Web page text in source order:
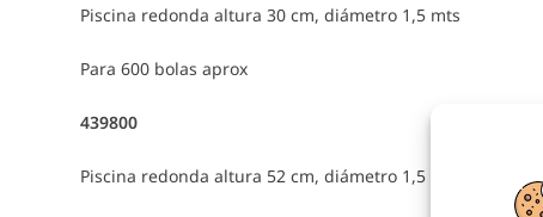
Piscina redonda altura 30 cm, diámetro 1,5 mts
Para 600 bolas aprox
439800
Piscina redonda altura 52 cm, diámetro 1,5 mts